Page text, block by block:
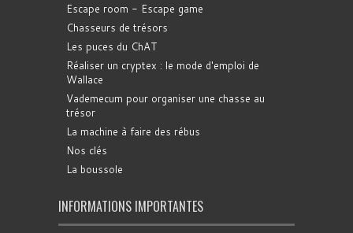
Escape room - Escape game
Chasseurs de trésors
Les puces du ChAT
Réaliser un cryptex : le mode d'emploi de
Wallace
Vademecum pour organiser une chasse au
trésor
La machine à faire des rébus
Nos clés
La boussole
INFORMATIONS IMPORTANTES